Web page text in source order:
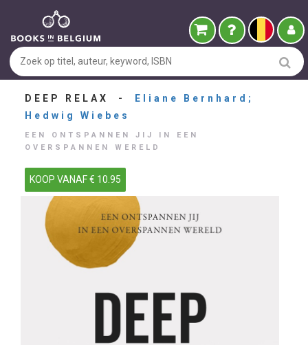
DEEP RELAX -
Eliane Bernhard;
Hedwig Wiebes
EEN ONTSPANNEN JIJ IN EEN
OVERSPANNEN WERELD
KOOP VANAF € 10.95